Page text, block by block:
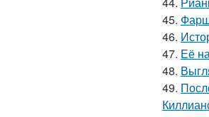
45.
46.
47. Её
48.
49.